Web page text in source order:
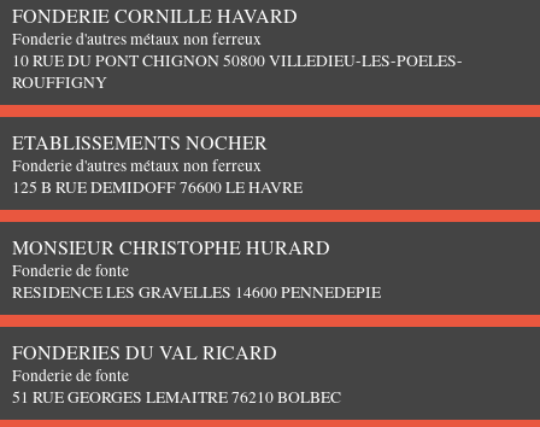
FONDERIE CORNILLE HAVARD
Fonderie d'autres métaux non ferreux
10 RUE DU PONT CHIGNON 50800 VILLEDIEU-LES-POELES-
ROUFFIGNY
ETABLISSEMENTS NOCHER
Fonderie d'autres métaux non ferreux
125 B RUE DEMIDOFF 76600 LE HAVRE
MONSIEUR CHRISTOPHE HURARD
Fonderie de fonte
RESIDENCE LES GRAVELLES 14600 PENNEDEPIE
FONDERIES DU VAL RICARD
Fonderie de fonte
51 RUE GEORGES LEMAITRE 76210 BOLBEC